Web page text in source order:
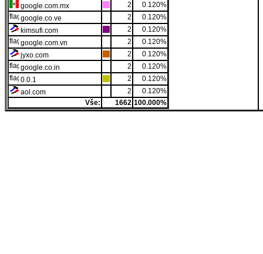
google.com.mx
2
0.120%
google.co.ve
2
0.120%
kimsufi.com
2
0.120%
google.com.vn
2
0.120%
jyxo.com
2
0.120%
google.co.in
2
0.120%
0.0.1
2
0.120%
aol.com
2
0.120%
Vše:
1662 100.000%